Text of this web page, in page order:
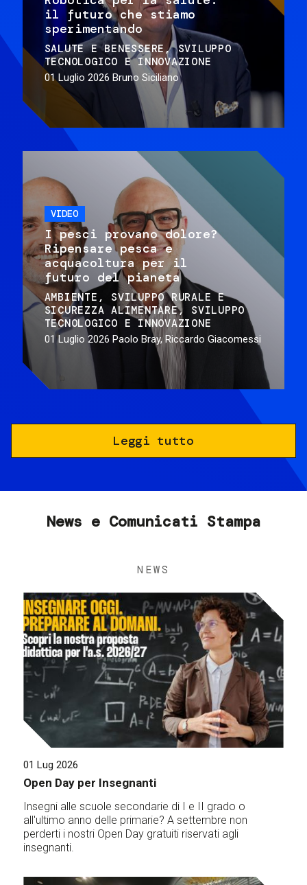
il futuro che stiamo
sperimentando
SALUTE E BENESSERE
SVILUPPO
TECNOLOGICO E INNOVAZIONE
01 Luglio 2026 Bruno Siciliano
VIDEO
I pesci provano dolore?
Ripensare pesca e
acquacoltura per il
futuro del pianeta
AMBIENTE
SVILUPPO RURALE E
SICUREZZA ALIMENTARE
SVILUPPO
TECNOLOGICO E INNOVAZIONE
01 Luglio 2026 Paolo Bray, Riccardo Giacomessi
Leggi tutto
News e Comunicati Stampa
NEWS
01 Lug 2026
Open Day per Insegnanti
Insegni alle scuole secondarie di I e II grado o
all'ultimo anno delle primarie? A settembre non
perderti i nostri Open Day gratuiti riservati agli
insegnanti.